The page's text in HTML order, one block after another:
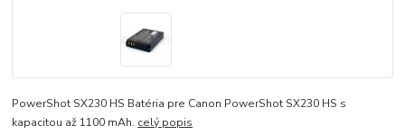
PowerShot SX230 HS Batéria pre Canon PowerShot SX230 HS s
kapacitou až 1100 mAh. celý popis